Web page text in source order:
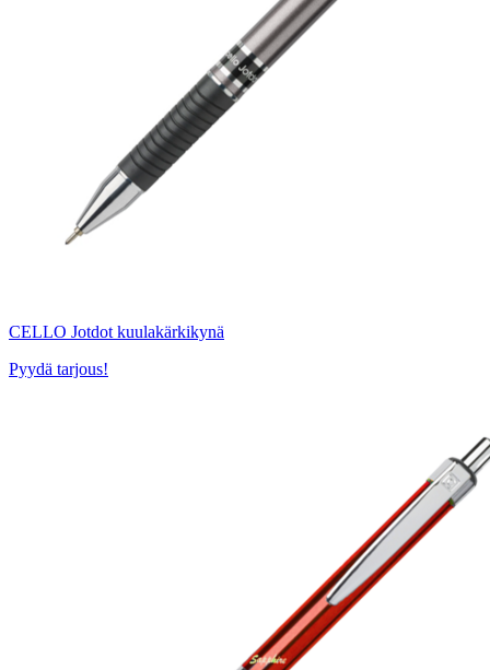
CELLO Jotdot kuulakärkikynä
Pyydä tarjous!